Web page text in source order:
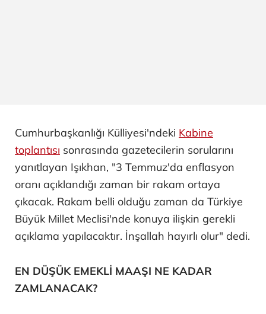
Cumhurbaşkanlığı Külliyesi'ndeki Kabine
toplantısı sonrasında gazetecilerin sorularını
yanıtlayan Işıkhan, "3 Temmuz'da enflasyon
oranı açıklandığı zaman bir rakam ortaya
çıkacak. Rakam belli olduğu zaman da Türkiye
Büyük Millet Meclisi'nde konuya ilişkin gerekli
açıklama yapılacaktır. İnşallah hayırlı olur" dedi.
EN DÜŞÜK EMEKLİ MAAŞI NE KADAR
ZAMLANACAK?